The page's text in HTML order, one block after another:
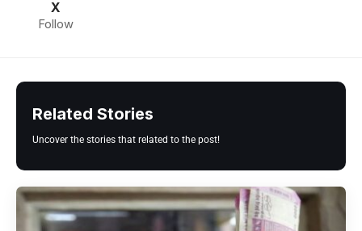
X
Follow
Related Stories
Uncover the stories that related to the post!